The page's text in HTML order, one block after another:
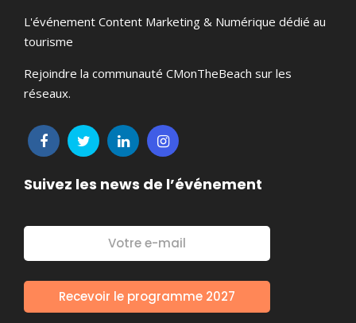
L'événement Content Marketing & Numérique dédié au
tourisme
Rejoindre la communauté CMonTheBeach sur les
réseaux.
Suivez les news de l’événement